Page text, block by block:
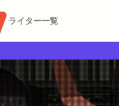
ライター一覧